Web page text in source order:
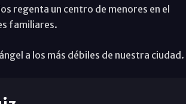
regenta un centro de menores en el
familiares.
a los más débiles de nuestra ciudad.